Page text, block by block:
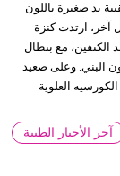
يد صغيرة باللون
آخر، ارتدت كنزة
الكتفين، مع بنطال
البني. وعلى صعيد
العلوية
آخر الأخبار الطبية